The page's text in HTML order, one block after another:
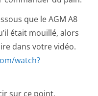
que le AGM A8
était mouillé, alors
dans votre vidéo.
watch?
sur ce point.